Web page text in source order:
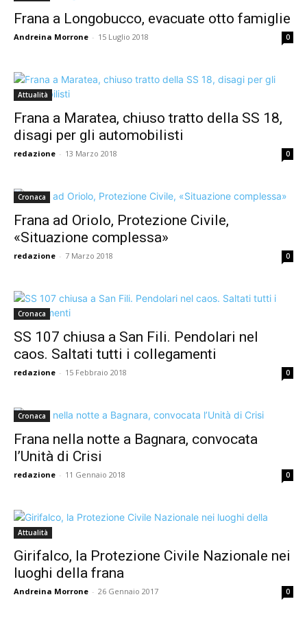
Frana a Longobucco, evacuate otto famiglie
Andreina Morrone - 15 Luglio 2018 0
Attualità
Frana a Maratea, chiuso tratto della SS 18,
disagi per gli automobilisti
redazione - 13 Marzo 2018 0
Cronaca
Frana ad Oriolo, Protezione Civile,
«Situazione complessa»
redazione - 7 Marzo 2018 0
Cronaca
SS 107 chiusa a San Fili. Pendolari nel
caos. Saltati tutti i collegamenti
redazione - 15 Febbraio 2018 0
Cronaca
Frana nella notte a Bagnara, convocata
l’Unità di Crisi
redazione - 11 Gennaio 2018 0
Attualità
Girifalco, la Protezione Civile Nazionale nei
luoghi della frana
Andreina Morrone - 26 Gennaio 2017 0